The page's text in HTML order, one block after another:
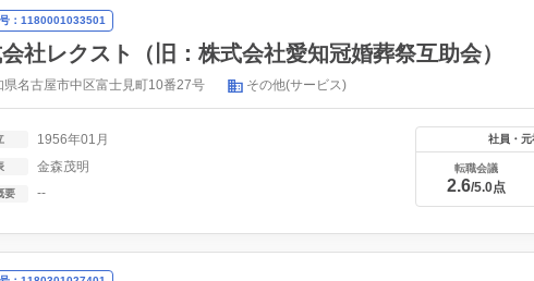
：1180001033501
社レクスト（旧：株式会社愛知冠婚葬祭互助会）
県名古屋市中区富士見町10番27号 その他(サービス)
1956年01月
金森茂明
要 --
社員・
転職会議
2.6/5.0点